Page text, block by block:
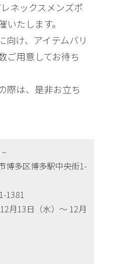
ネックスメンズポ
いたします。
向け、アイテムバリ
ご用意してお待ち
際は、是非お立ち
博多区博多駅中央街1-
1381
月13日（水）〜 12月